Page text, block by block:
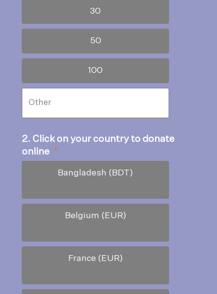
30
50
100
2. Click on your country to donate
online *
Bangladesh (BDT)
Belgium (EUR)
France (EUR)